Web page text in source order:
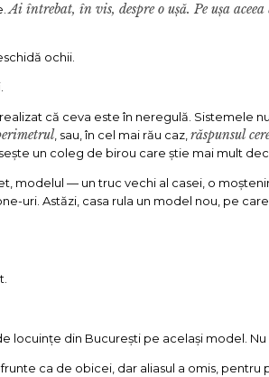
Ai întrebat, în vis, despre o ușă. Pe ușa
ochii.
că ceva este în neregulă. Sistemele
, sau, în cel mai rău caz, răspunsul
un coleg de birou care știe mai mult
modelul — un truc vechi al casei, o
uri. Astăzi, casa rula un model nou, pe
locuințe din București pe același model.
ca de obicei, dar aliasul a omis, pentru